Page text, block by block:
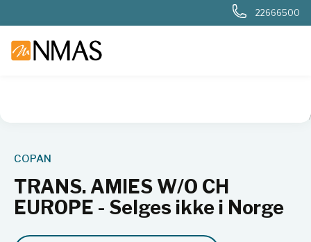
22666500
COPAN
TRANS. AMIES W/O CH
EUROPE - Selges ikke i Norge